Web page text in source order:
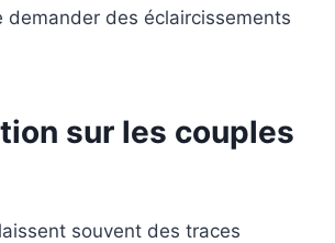
des éclaircissements
sur les couples
souvent des traces